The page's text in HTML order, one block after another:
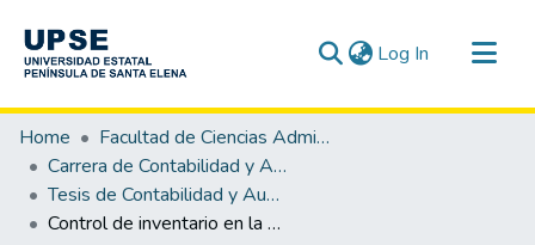
Log In (current)
Communities & Collections
All of DSpace
Statistics
Home
Facultad de Ciencias Administrativas
Carrera de Contabilidad y Auditoría
Tesis de Contabilidad y Auditoría
Control de inventario en la empresa Olsty Industria Ecuatoriana cantón Salinas, año 2021.